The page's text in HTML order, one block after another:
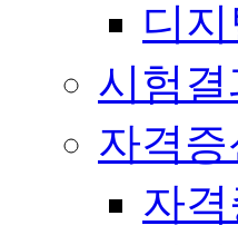
디
시험결
자격증
자